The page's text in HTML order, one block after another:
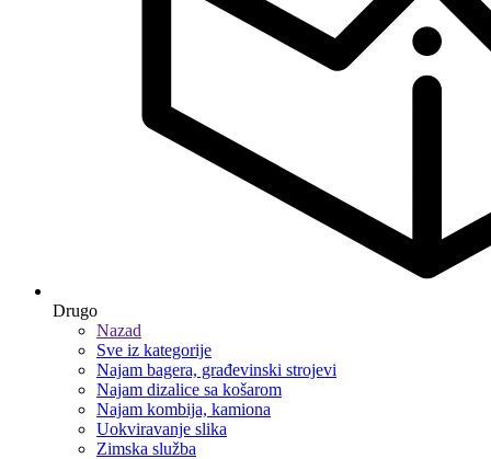
Drugo
Nazad
Sve iz kategorije
Najam bagera, građevinski strojevi
Najam dizalice sa košarom
Najam kombija, kamiona
Uokviravanje slika
Zimska služba